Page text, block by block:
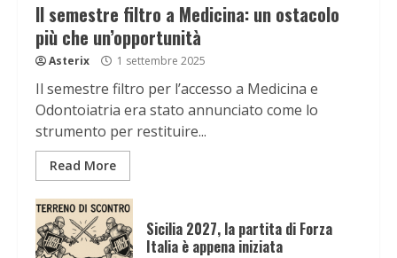
Il semestre filtro a Medicina: un ostacolo
più che un’opportunità
Asterix 1 settembre 2025
Il semestre filtro per l’accesso a Medicina e
Odontoiatria era stato annunciato come lo
strumento per restituire...
Read More
Sicilia 2027, la partita di Forza
Italia è appena iniziata